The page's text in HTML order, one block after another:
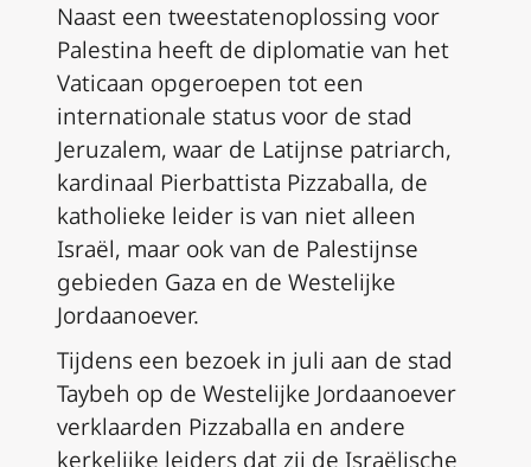
Naast een tweestatenoplossing voor
Palestina heeft de diplomatie van het
Vaticaan opgeroepen tot een
internationale status voor de stad
Jeruzalem, waar de Latijnse patriarch,
kardinaal Pierbattista Pizzaballa, de
katholieke leider is van niet alleen
Israël, maar ook van de Palestijnse
gebieden Gaza en de Westelijke
Jordaanoever.
Tijdens een bezoek in juli aan de stad
Taybeh op de Westelijke Jordaanoever
verklaarden Pizzaballa en andere
kerkelijke leiders dat zij de Israëlische